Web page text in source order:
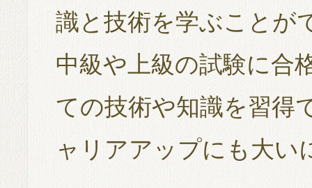
識と技術を学ぶことが
中級や上級の試験に合
ての技術や知識を習得
ャリアアップにも大い